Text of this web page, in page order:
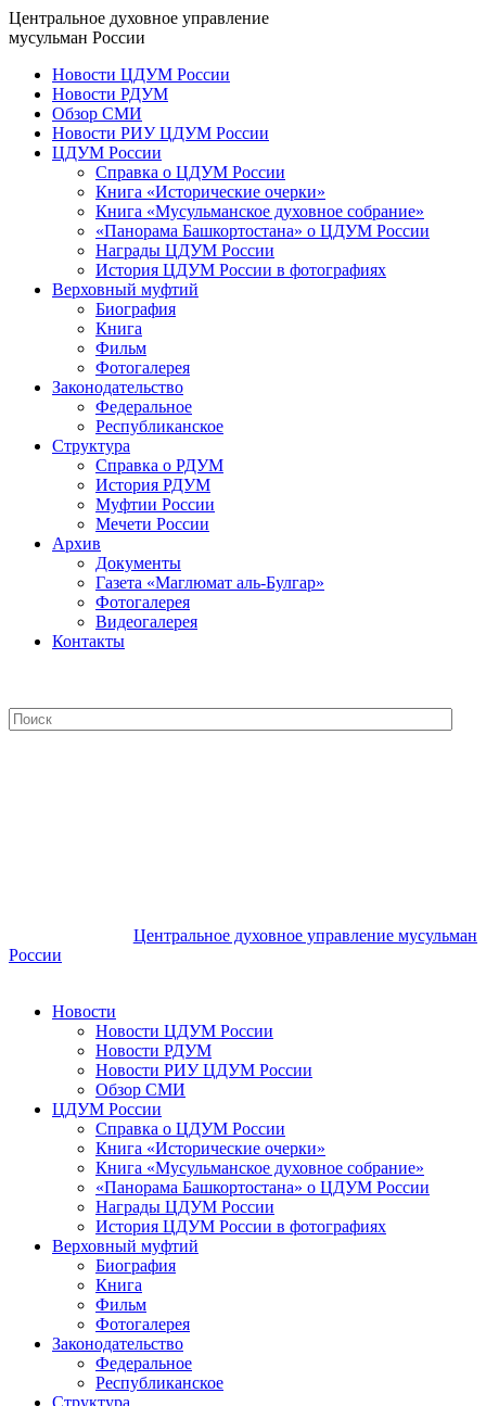
Центральное духовное управление
мусульман России
Новости ЦДУМ России
Новости РДУМ
Обзор СМИ
Новости РИУ ЦДУМ России
ЦДУМ России
Справка о ЦДУМ России
Книга «Исторические очерки»
Книга «Мусульманское духовное собрание»
«Панорама Башкортостана» о ЦДУМ России
Награды ЦДУМ России
История ЦДУМ России в фотографиях
Верховный муфтий
Биография
Книга
Фильм
Фотогалерея
Законодательство
Федеральное
Республиканское
Структура
Справка о РДУМ
История РДУМ
Муфтии России
Мечети России
Архив
Документы
Газета «Маглюмат аль-Булгар»
Фотогалерея
Видеогалерея
Контакты
Центральное духовное управление мусульман
России
Новости
Новости ЦДУМ России
Новости РДУМ
Новости РИУ ЦДУМ России
Обзор СМИ
ЦДУМ России
Справка о ЦДУМ России
Книга «Исторические очерки»
Книга «Мусульманское духовное собрание»
«Панорама Башкортостана» о ЦДУМ России
Награды ЦДУМ России
История ЦДУМ России в фотографиях
Верховный муфтий
Биография
Книга
Фильм
Фотогалерея
Законодательство
Федеральное
Республиканское
Структура